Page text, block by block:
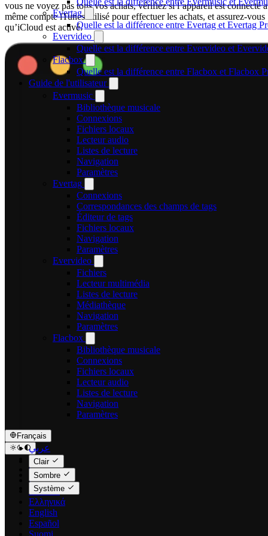
Evertag
Quelle est la différence entre Evertag et Evertag
Evervideo
Quelle est la différence entre Evervideo et
Flacbox
Quelle est la différence entre Flacbox et Flacbox
Guide de l'utilisateur
Evermusic
Bibliothèque musicale
Connexions
Fichiers locaux
Lecteur audio
Listes de lecture
Navigation
Paramètres
Evertag
Connexions
Correspondances des champs de tags
Éditeur de tags
Fichiers locaux
Navigation
Paramètres
Evervideo
Fichiers
Lecteur multimédia
Listes de lecture
Médiathèque
Navigation
Paramètres
Flacbox
Bibliothèque musicale
Connexions
Fichiers locaux
Lecteur audio
Listes de lecture
Navigation
Paramètres
Français
عربي
Català
Čeština
Dansk
Deutsch
Ελληνικά
English
Español
Suomi
Clair
Sombre
Système
vous ne voyez pas tous vos achats, vérifiez si l’appareil est connecté
même compte iTunes utilisé pour effectuer les achats, et assurez-vous
qu’iCloud est activé.